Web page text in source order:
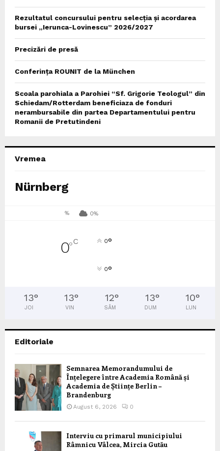
Rezultatul concursului pentru selecția și acordarea
bursei „Ierunca-Lovinescu” 2026/2027
Precizări de presă
Conferința ROUNIT de la München
Scoala parohiala a Parohiei “Sf. Grigorie Teologul” din
Schiedam/Rotterdam beneficiaza de fonduri
nerambursabile din partea Departamentului pentru
Romanii de Pretutindeni
Vremea
Nürnberg
% 0%
0°C 0°
0°
13°
JOI
13°
VIN
12°
SÂM
13°
DUM
10°
LUN
Editoriale
Semnarea Memorandumului de
Înțelegere între Academia Română și
Academia de Științe Berlin –
Brandenburg
August 6, 2026 0
Interviu cu primarul municipiului
Râmnicu Vâlcea, Mircia Gutău